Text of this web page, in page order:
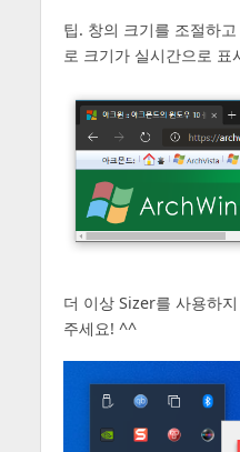
팁. 창의 크기를 조절하
로 크기가 실시간으로 표
더 이상 Sizer를 사용하
주세요! ^^